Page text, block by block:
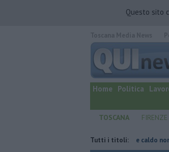
Questo sito
quotidiano online.
Home Politica
TOSCANA FIRENZE
Tutti i titoli:
Il grande caldo non dà